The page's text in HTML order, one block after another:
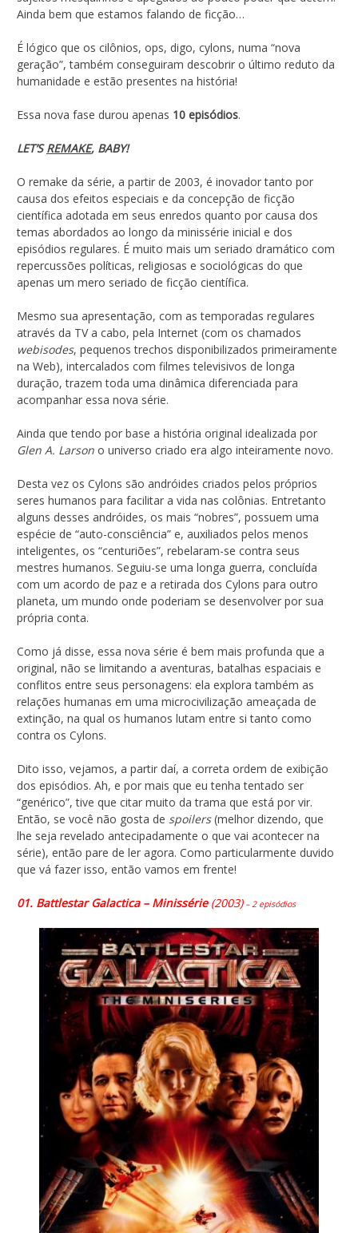
Ainda bem que estamos falando de ficção…
É lógico que os cilônios, ops, digo, cylons, numa “nova
geração”, também conseguiram descobrir o último reduto da
humanidade e estão presentes na história!
Essa nova fase durou apenas 10 episódios.
LET’SREMAKE, BABY!
O remake da série, a partir de 2003, é inovador tanto por
causa dos efeitos especiais e da concepção de ficção
científica adotada em seus enredos quanto por causa dos
temas abordados ao longo da minissérie inicial e dos
episódios regulares. É muito mais um seriado dramático com
repercussões políticas, religiosas e sociológicas do que
apenas um mero seriado de ficção científica.
Mesmo sua apresentação, com as temporadas regulares
através da TV a cabo, pela Internet (com os chamados
webisodes, pequenos trechos disponibilizados primeiramente
na Web), intercalados com filmes televisivos de longa
duração, trazem toda uma dinâmica diferenciada para
acompanhar essa nova série.
Ainda que tendo por base a história original idealizada por
Glen A. Larson o universo criado era algo inteiramente novo.
Desta vez os Cylons são andróides criados pelos próprios
seres humanos para facilitar a vida nas colônias. Entretanto
alguns desses andróides, os mais “nobres”, possuem uma
espécie de “auto-consciência” e, auxiliados pelos menos
inteligentes, os “centuriões”, rebelaram-se contra seus
mestres humanos. Seguiu-se uma longa guerra, concluída
com um acordo de paz e a retirada dos Cylons para outro
planeta, um mundo onde poderiam se desenvolver por sua
própria conta.
Como já disse, essa nova série é bem mais profunda que a
original, não se limitando a aventuras, batalhas espaciais e
conflitos entre seus personagens: ela explora também as
relações humanas em uma microcivilização ameaçada de
extinção, na qual os humanos lutam entre si tanto como
contra os Cylons.
Dito isso, vejamos, a partir daí, a correta ordem de exibição
dos episódios. Ah, e por mais que eu tenha tentado ser
“genérico”, tive que citar muito da trama que está por vir.
Então, se você não gosta de spoilers(melhor dizendo, que
lhe seja revelado antecipadamente o que vai acontecer na
série), então pare de ler agora. Como particularmente duvido
que vá fazer isso, então vamos em frente!
01. Battlestar Galactica – Minissérie(2003)– 2 episódios